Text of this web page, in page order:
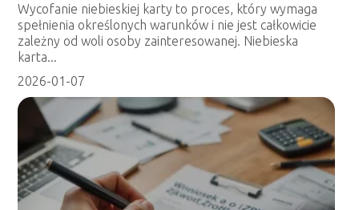
Wycofanie niebieskiej karty to proces, który wymaga
spełnienia określonych warunków i nie jest całkowicie
zależny od woli osoby zainteresowanej. Niebieska
karta...
2026-01-07